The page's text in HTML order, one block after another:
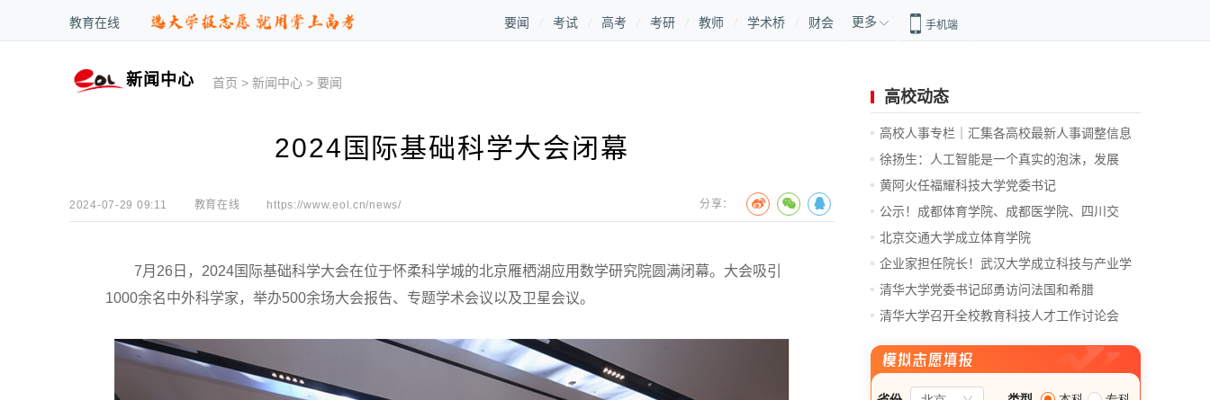
教育在线 要闻 考试 高考 考研 教师 学术桥 财会 更多 手机端
新闻中心 首页 >新闻中心 > 要闻
2024国际基础科学大会闭幕
2024-07-29 09:11 教育在线 https://www.eol.cn/news/ 分享：
7月26日，2024国际基础科学大会在位于怀柔科学城的北京雁栖湖应用数学研究院圆满闭幕。大会吸引
1000余名中外科学家，举办500余场大会报告、专题学术会议以及卫星会议。
高校动态
高校人事专栏｜汇集各高校最新人事调整信息
徐扬生：人工智能是一个真实的泡沫，发展
前...
黄阿火任福耀科技大学党委书记
公示！成都体育学院、成都医学院、四川交
通...
北京交通大学成立体育学院
企业家担任院长！武汉大学成立科技与产业学
院
清华大学党委书记邱勇访问法国和希腊
清华大学召开全校教育科技人才工作讨论会